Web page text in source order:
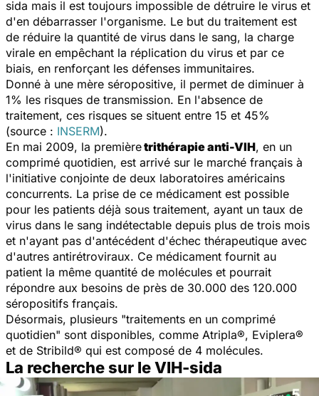
sida mais il est toujours impossible de détruire le virus et
d'en débarrasser l'organisme. Le but du traitement est
de réduire la quantité de virus dans le sang, la charge
virale en empêchant la réplication du virus et par ce
biais, en renforçant les défenses immunitaires.
Donné à une mère séropositive, il permet de diminuer à
1% les risques de transmission. En l'absence de
traitement, ces risques se situent entre 15 et 45%
(source : INSERM).
En mai 2009, la premièretrithérapie anti-VIH, en un
comprimé quotidien, est arrivé sur le marché français à
l'initiative conjointe de deux laboratoires américains
concurrents. La prise de ce médicament est possible
pour les patients déjà sous traitement, ayant un taux de
virus dans le sang indétectable depuis plus de trois mois
et n'ayant pas d'antécédent d'échec thérapeutique avec
d'autres antirétroviraux. Ce médicament fournit au
patient la même quantité de molécules et pourrait
répondre aux besoins de près de 30.000 des 120.000
séropositifs français.
Désormais, plusieurs "traitements en un comprimé
quotidien" sont disponibles, comme Atripla®, Eviplera®
et de Stribild® qui est composé de 4 molécules.
La recherche sur le VIH-sida